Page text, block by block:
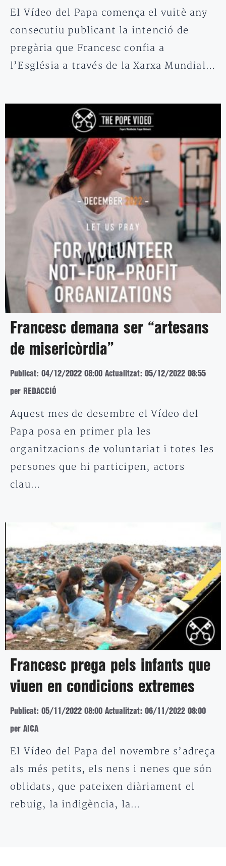
El Vídeo del Papa comença el vuitè any
consecutiu publicant la intenció de
pregària que Francesc confia a
l’Església a través de la Xarxa Mundial…
Francesc demana ser “artesans
de misericòrdia”
Publicat: 04/12/2022 08:00 Actualitzat: 05/12/2022 08:55
per REDACCIÓ
Aquest mes de desembre el Vídeo del
Papa posa en primer pla les
organitzacions de voluntariat i totes les
persones que hi participen, actors
clau…
Francesc prega pels infants que
viuen en condicions extremes
Publicat: 05/11/2022 08:00 Actualitzat: 06/11/2022 08:00
per AICA
El Vídeo del Papa del novembre s’adreça
als més petits, els nens i nenes que són
oblidats, que pateixen diàriament el
rebuig, la indigència, la…